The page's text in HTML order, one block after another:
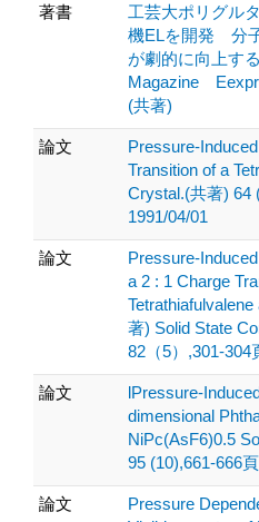
著書
工芸大ポリグル
機ELを開発 分
が劇的に向上す
Magazine
(共著)
論文
Pressure-
Transition of a
Crystal.(共著) 64
1991/04/01
論文
Pressure-
a 2 : 1 Charge
著) Solid State
82（5）,301-304
論文
lPressure-
dimensional
NiPc(AsF6)0.5
95 (10),661-666
論文
Pressure